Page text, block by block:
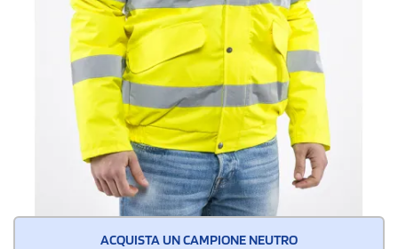
ACQUISTA UN CAMPIONE NEUTRO